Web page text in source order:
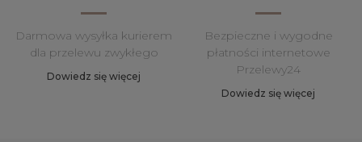
Darmowa wysyłka kurierem
dla przelewu zwykłego
Dowiedz się więcej
Bezpieczne i wygodne
płatności internetowe
Przelewy24
Dowiedz się więcej